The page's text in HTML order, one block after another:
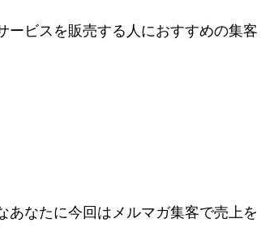
ービスを販売する人におすすめの集客
あなたに今回はメルマガ集客で売上を